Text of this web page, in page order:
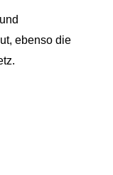
ebenso die